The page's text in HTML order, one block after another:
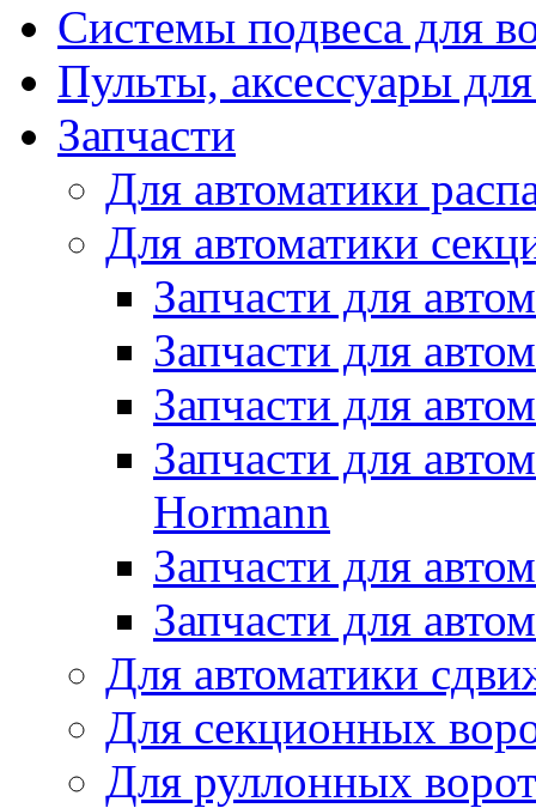
Системы подвеса для
Пульты, аксессуары
Запчасти
Для автоматики
Для автоматики
Запчасти для
Запчасти для
Запчасти для
Запчасти для
Hormann
Запчасти для
Запчасти для
Для автоматики
Для секционных
Для руллонных ворот